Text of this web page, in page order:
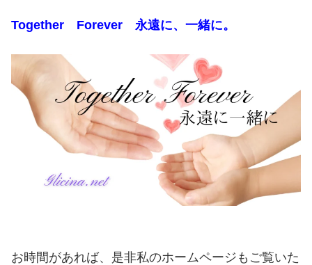
Together Forever 永遠に、一緒に。
お時間があれば、是非私のホームページもご覧いた